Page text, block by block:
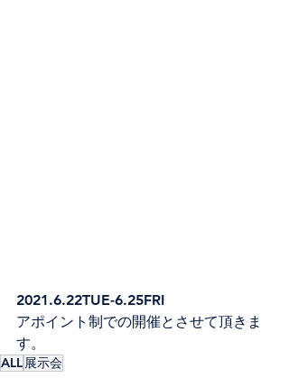
2021.6.22TUE-6.25FRI
アポイント制での開催とさせて頂きま
す。
ALL展示会